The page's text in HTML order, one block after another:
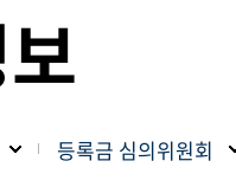
등록금 심의위원회